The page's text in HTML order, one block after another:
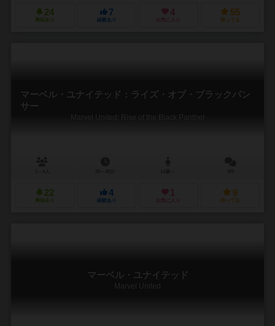
24
興味あり
7
経験あり
4
お気に入り
55
持ってる
マーベル・ユナイテッド：ライズ・オブ・ブラックパン
サー
Marvel United: Rise of the Black Panther
22
興味あり
4
経験あり
1
お気に入り
9
持ってる
マーベル・ユナイテッド
Marvel United